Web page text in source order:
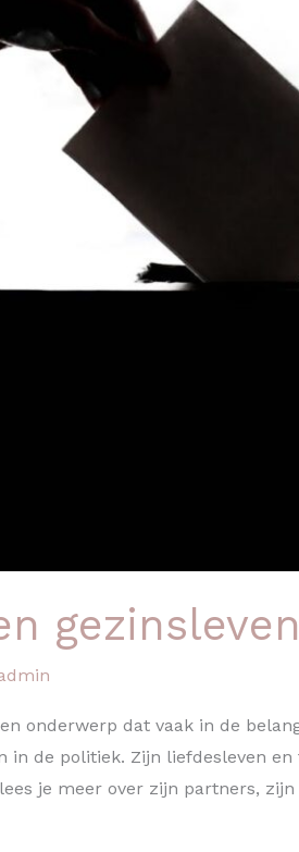
onderwerp dat vaak in de
in de politiek. Zijn liefdesleven
je meer over zijn partners,